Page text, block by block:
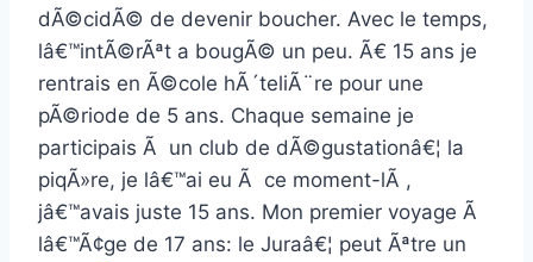
dÃ©cidÃ© de devenir boucher. Avec le temps,
lâ€™intÃ©rÃªt a bougÃ© un peu. Ã€ 15 ans je
rentrais en Ã©cole hÃ´teliÃ¨re pour une
pÃ©riode de 5 ans. Chaque semaine je
participais Ã un club de dÃ©gustationâ€¦ la
piqÃ»re, je lâ€™ai eu Ã ce moment-lÃ ,
jâ€™avais juste 15 ans. Mon premier voyage Ã
lâ€™Ã¢ge de 17 ans: le Juraâ€¦ peut Ãªtre un